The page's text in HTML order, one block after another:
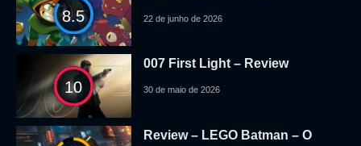
8.5 22 de junho de 2026
10
007 First Light – Review
30 de maio de 2026
Review – LEGO Batman – O